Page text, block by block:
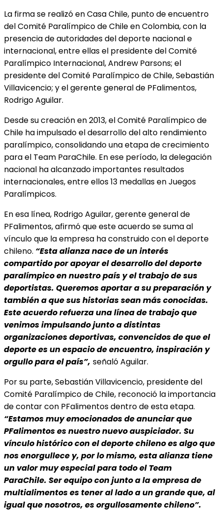
La firma se realizó en Casa Chile, punto de encuentro
del Comité Paralímpico de Chile en Colombia, con la
presencia de autoridades del deporte nacional e
internacional, entre ellas el presidente del Comité
Paralímpico Internacional, Andrew Parsons; el
presidente del Comité Paralímpico de Chile, Sebastián
Villavicencio; y el gerente general de PFalimentos,
Rodrigo Aguilar.
Desde su creación en 2013, el Comité Paralímpico de
Chile ha impulsado el desarrollo del alto rendimiento
paralímpico, consolidando una etapa de crecimiento
para el Team ParaChile. En ese período, la delegación
nacional ha alcanzado importantes resultados
internacionales, entre ellos 13 medallas en Juegos
Paralímpicos.
En esa línea, Rodrigo Aguilar, gerente general de
PFalimentos, afirmó que este acuerdo se suma al
vínculo que la empresa ha construido con el deporte
chileno. “Esta alianza nace de un interés
compartido por apoyar el desarrollo del deporte
paralímpico en nuestro país y el trabajo de sus
deportistas. Queremos aportar a su preparación y
también a que sus historias sean más conocidas.
Este acuerdo refuerza una línea de trabajo que
venimos impulsando junto a distintas
organizaciones deportivas, convencidos de que el
deporte es un espacio de encuentro, inspiración y
orgullo para el país”, señaló Aguilar.
Por su parte, Sebastián Villavicencio, presidente del
Comité Paralímpico de Chile, reconoció la importancia
de contar con PFalimentos dentro de esta etapa.
“Estamos muy emocionados de anunciar que
PFalimentos es nuestro nuevo auspiciador. Su
vínculo histórico con el deporte chileno es algo que
nos enorgullece y, por lo mismo, esta alianza tiene
un valor muy especial para todo el Team
ParaChile. Ser equipo con junto a la empresa de
multialimentos es tener al lado a un grande que, al
igual que nosotros, es orgullosamente chileno”.